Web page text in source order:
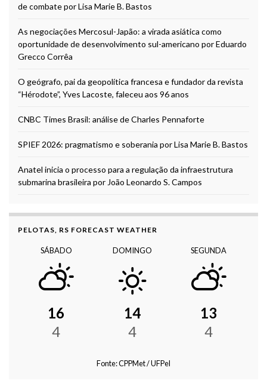
de combate por Lisa Marie B. Bastos
As negociações Mercosul-Japão: a virada asiática como
oportunidade de desenvolvimento sul-americano por Eduardo
Grecco Corrêa
O geógrafo, pai da geopolítica francesa e fundador da revista
“Hérodote”, Yves Lacoste, faleceu aos 96 anos
CNBC Times Brasil: análise de Charles Pennaforte
SPIEF 2026: pragmatismo e soberania por Lisa Marie B. Bastos
Anatel inicia o processo para a regulação da infraestrutura
submarina brasileira por João Leonardo S. Campos
PELOTAS, RS FORECAST WEATHER
SÁBADO
16
4
DOMINGO
14
4
SEGUNDA
13
4
Fonte: CPPMet / UFPel